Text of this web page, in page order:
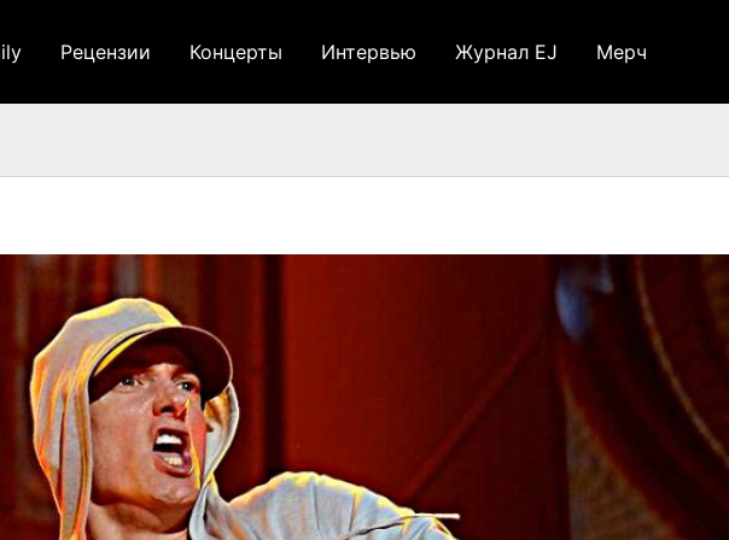
Рецензии Концерты Интервью Журнал EJ Мерч